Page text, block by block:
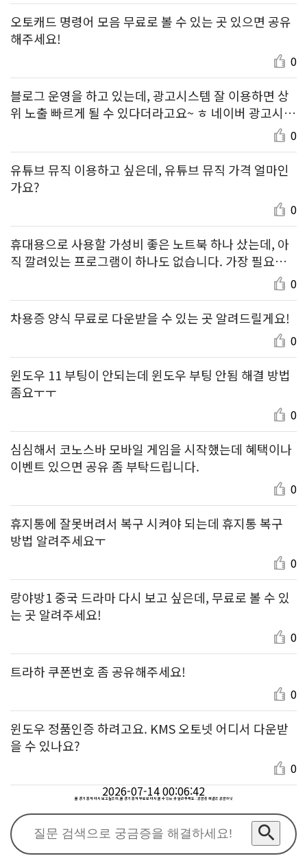
오토캐드 명령어 모음 무료로 볼 수 있는 곳 있으면 공유
해주세요!
0
블로그 운영을 하고 있는데, 광고시스템 잘 이용하면 상
위 노출 빠르게 될 수 있다더라고요~ ㅎ 네이버 광고시스
0
유튜브 뮤직 이용하고 싶은데, 유튜브 뮤직 가격 얼마인
가요?
0
휴대용으로 사용할 가성비 좋은 노트북 하나 샀는데, 아
직 깔려있는 프로그램이 하나도 없습니다. 가장 필요한
아래한글부터 설치하려고 하는데, 아래한글 설치 무료로
0
차용증 양식 무료로 다운받을 수 있는 곳 알려드릴게요!
0
윈도우 11 부팅이 안되는데 윈도우 부팅 안됨 해결 방법
좀요ㅜㅜ
0
심심해서 코노스바 모바일 게임을 시작했는데 혜택이나
이벤트 있으면 공유 좀 부탁드립니다.
0
휴지통에 잘못버려서 복구 시켜야 되는데 휴지통 복구
방법 알려주세요ㅜ
0
랑야방1 중국 드라마 다시 보고 싶은데, 무료로 볼 수 있
는 곳 알려주세요!
0
트라하 쿠폰번호 좀 공유해주세요!
0
윈도우 정품인증 하려고요. KMS 오토넷 어디서 다운받
을 수 있나요?
0
2026-07-14 00:06:42
롤 경기 중계 다시 보고싶은데, 롤 경기 중계 무료로 다시 볼 수 있는 곳 알려주세요. : 궁금증 해결은 궁금하넷